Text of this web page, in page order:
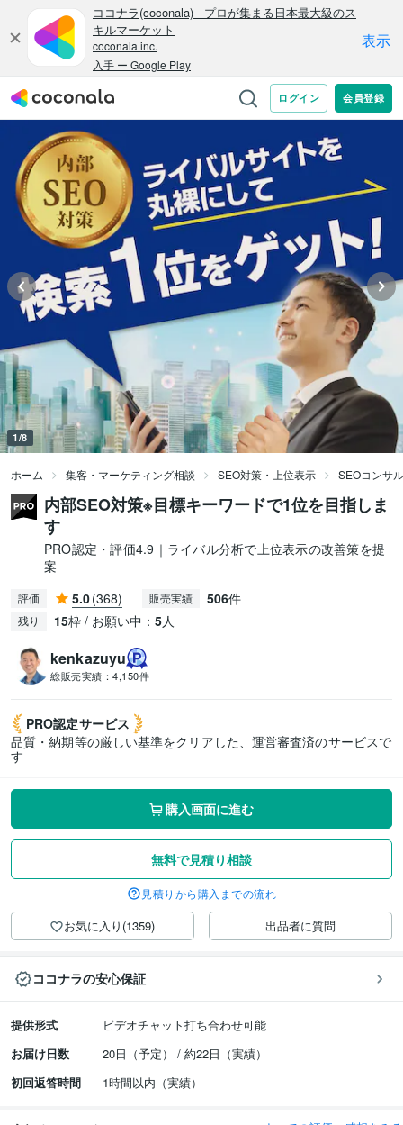
1/8
ホーム 集客・マーケティング相談 SEO対策・上位表示 SEOコンサ
内部SEO対策※目標キーワードで1位を目指しま
す
PRO認定・評価4.9｜ライバル分析で上位表示の改善策を提
案
評価 5.0(368) 販売実績 506件
残り 15枠 / お願い中： 5人
kenkazuyu
総販売実績： 4,150件
PRO認定サービス
品質・納期等の厳しい基準をクリアした、運営審査済のサービスで
す
購入画面に進む
無料で見積り相談
見積りから購入までの流れ
お気に入り(1359) 出品者に質問
ココナラの安心保証
提供形式
ビデオチャット打ち合わせ可能
お届け日数
20日（予定） / 約22日（実績）
初回返答時間
1時間以内（実績）